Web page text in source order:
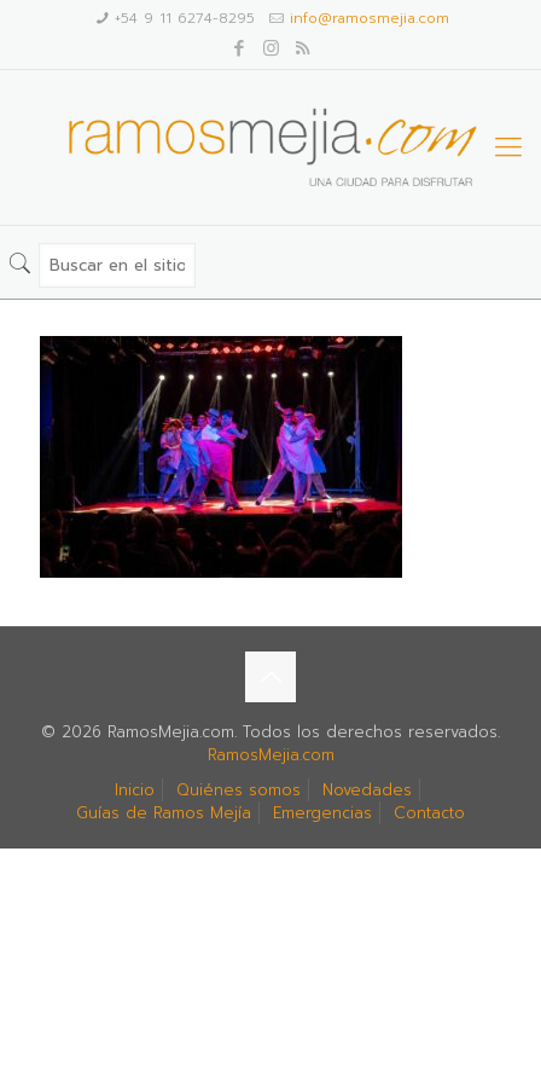
+54 9 11 6274-8295 info@ramosmejia.com
© 2026 RamosMejia.com. Todos los derechos reservados.
RamosMejia.com
Inicio
Quiénes somos
Novedades
Guías de Ramos Mejía
Emergencias Contacto